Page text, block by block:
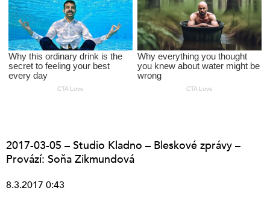
2017-03-05 – Studio Kladno – Bleskové zprávy –
Provází: Soňa Zikmundová
8.3.2017 0:43